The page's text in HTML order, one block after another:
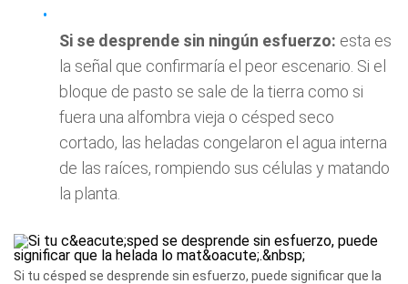
Si se desprende sin ningún esfuerzo: esta es
la señal que confirmaría el peor escenario. Si el
bloque de pasto se sale de la tierra como si
fuera una alfombra vieja o césped seco
cortado, las heladas congelaron el agua interna
de las raíces, rompiendo sus células y matando
la planta.
Si tu césped se desprende sin esfuerzo, puede significar que la